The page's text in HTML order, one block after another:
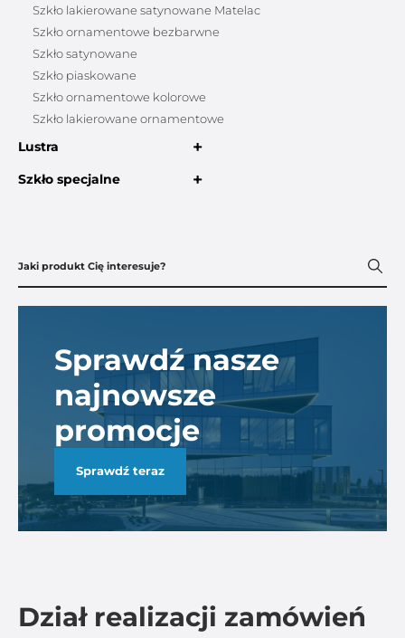
Szkło lakierowane satynowane Matelac
Szkło ornamentowe bezbarwne
Szkło satynowane
Szkło piaskowane
Szkło ornamentowe kolorowe
Szkło lakierowane ornamentowe
Lustra +
Szkło specjalne +
Sprawdź nasze
najnowsze
promocje
Sprawdź teraz
Dział realizacji zamówień